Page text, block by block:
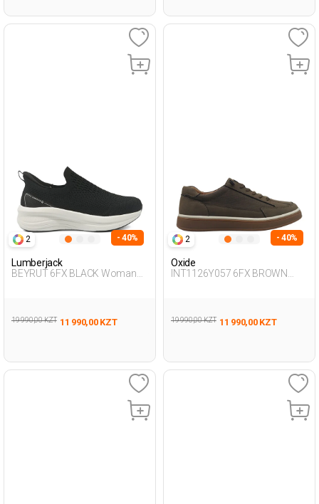
2 - 40%
Lumberjack
BEYRUT 6FX BLACK Woman
19 990,00 KZT 11 990,00 KZT
2 - 40%
Oxide
INT1126Y057 6FX BROWN
19 990,00 KZT 11 990,00 KZT